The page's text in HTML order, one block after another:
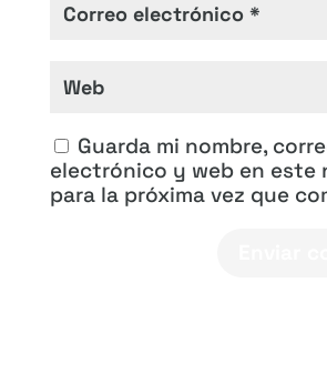
Guarda mi nombre,
electrónico y web en este
para la próxima vez que